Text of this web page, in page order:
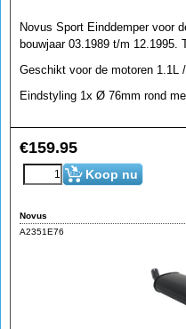
Novus Sport Einddemper voor
bouwjaar 03.1989 t/m 12.1995.
Geschikt voor de motoren 1.1L /
Eindstyling 1x Ø 76mm rond
€159.95
Koop nu
Novus
A2351E76